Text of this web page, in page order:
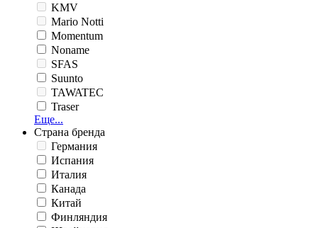
KMV
Mario Notti
Momentum
Noname
SFAS
Suunto
TAWATEC
Traser
Еще...
Страна бренда
Германия
Испания
Италия
Канада
Китай
Финляндия